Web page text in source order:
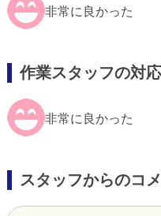
非常に良かった
作業スタッフの対
非常に良かった
スタッフからのコ